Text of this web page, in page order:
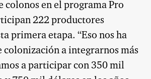
colonos en el programa Pro
222 productores
primera etapa. “Eso nos ha
colonización a integrarnos más
a participar con 350 mil